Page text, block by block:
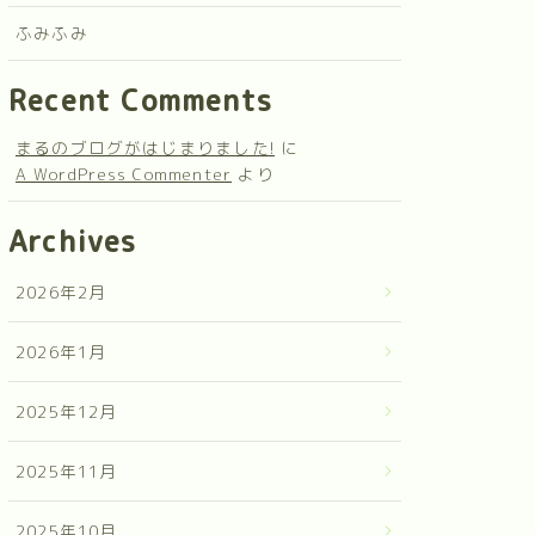
ふみふみ
Recent Comments
まるのブログがはじまりました! に
A WordPress Commenter より
Archives
2026年2月
2026年1月
2025年12月
2025年11月